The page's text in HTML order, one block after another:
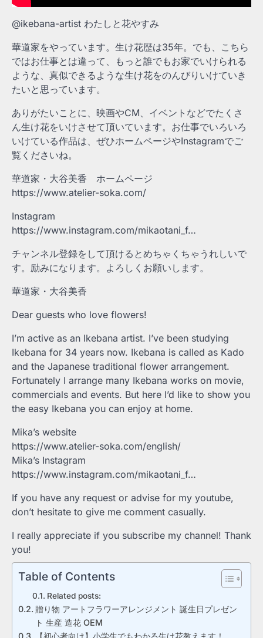
@ikebana-artist わたしと花やすみ
華道家をやっています。生け花歴は35年。でも、こちら
ではお仕事とは違って、もっと誰でもお家でいけられる
ような、真似できるような生け花をのんびりいけていき
たいと思っています。
ありがたいことに、映画やCM、イベントなどでたくさ
ん生け花をいけさせて頂いています。お仕事でいろいろ
いけている作品は、ぜひホームページやInstagramでご
覧くださいね。
華道家・大谷美香 ホームページ
https://www.atelier-soka.com/
Instagram
https://www.instagram.com/mikaotani_f…
チャンネル登録をして頂けるとめちゃくちゃうれしいで
す。励みになります。よろしくお願いします。
華道家・大谷美香
Dear guests who love flowers!
I’m active as an Ikebana artist. I’ve been studying
Ikebana for 34 years now. Ikebana is called as Kado
and the Japanese traditional flower arrangement.
Fortunately I arrange many Ikebana works on movie,
commercials and events. But here I’d like to show you
the easy Ikebana you can enjoy at home.
Mika’s website
https://www.atelier-soka.com/english/
Mika’s Instagram
https://www.instagram.com/mikaotani_f…
If you have any request or advise for my youtube,
don’t hesitate to give me comment casually.
I really appreciate if you subscribe my channel! Thank
you!
Table of Contents
Related posts:
贈り物 アートフラワーアレンジメント 誕生日プレゼン
ト 生産 造花 OEM
【初心者向け】小学生でもわかる生け花教えます！